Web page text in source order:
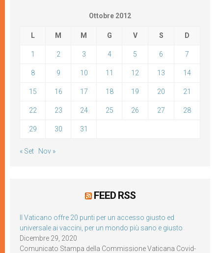
Ottobre 2012
L M M G V S D
1 2 3 4 5 6 7
8 9 10 11 12 13 14
15 16 17 18 19 20 21
22 23 24 25 26 27 28
29 30 31
« Set Nov »
FEED RSS
Il Vaticano offre 20 punti per un accesso giusto ed
universale ai vaccini, per un mondo più sano e giusto
Dicembre 29, 2020
Comunicato Stampa della Commissione Vaticana Covid-